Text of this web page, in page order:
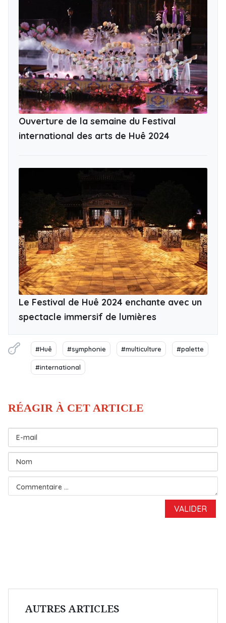
Ouverture de la semaine du Festival
international des arts de Huê 2024
Le Festival de Huê 2024 enchante avec un
spectacle immersif de lumières
#Huê #symphonie #multiculture #palette
#international
AUTRES ARTICLES